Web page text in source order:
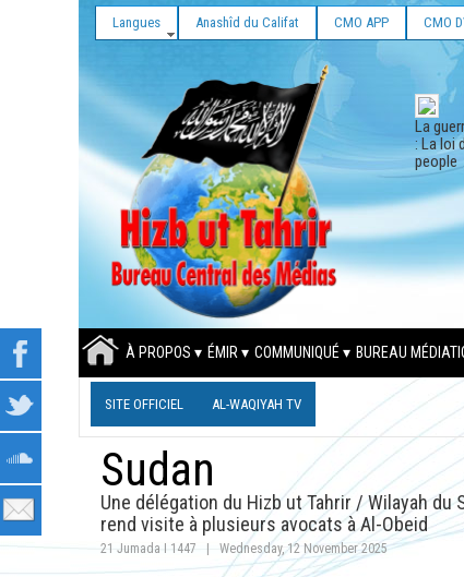
Langues Anashîd du Califat CMO APP CMO
La
: La loi
people
À PROPOS ÉMIR COMMUNIQUÉ BUREAU
SITE OFFICIEL AL-WAQIYAH TV
Sudan
Une délégation du Hizb ut Tahrir / Wilayah du
rend visite à plusieurs avocats à Al-Obeid
21 Jumada I 1447 Wednesday, 12 November 2025